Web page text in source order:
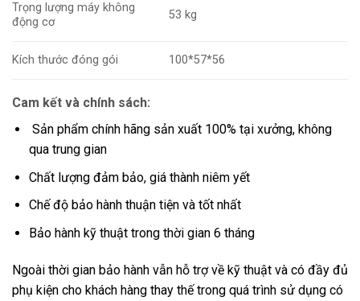
Trọng lượng máy không
động cơ
53 kg
Kích thước đóng gói 100*57*56
Cam kết và chính sách:
Sản phẩm chính hãng sản xuất 100% tại xưởng, không
qua trung gian
Chất lượng đảm bảo, giá thành niêm yết
Chế độ bảo hành thuận tiện và tốt nhất
Bảo hành kỹ thuật trong thời gian 6 tháng
Ngoài thời gian bảo hành vẫn hỗ trợ về kỹ thuật và có đầy đủ
phụ kiện cho khách hàng thay thế trong quá trình sử dụng có